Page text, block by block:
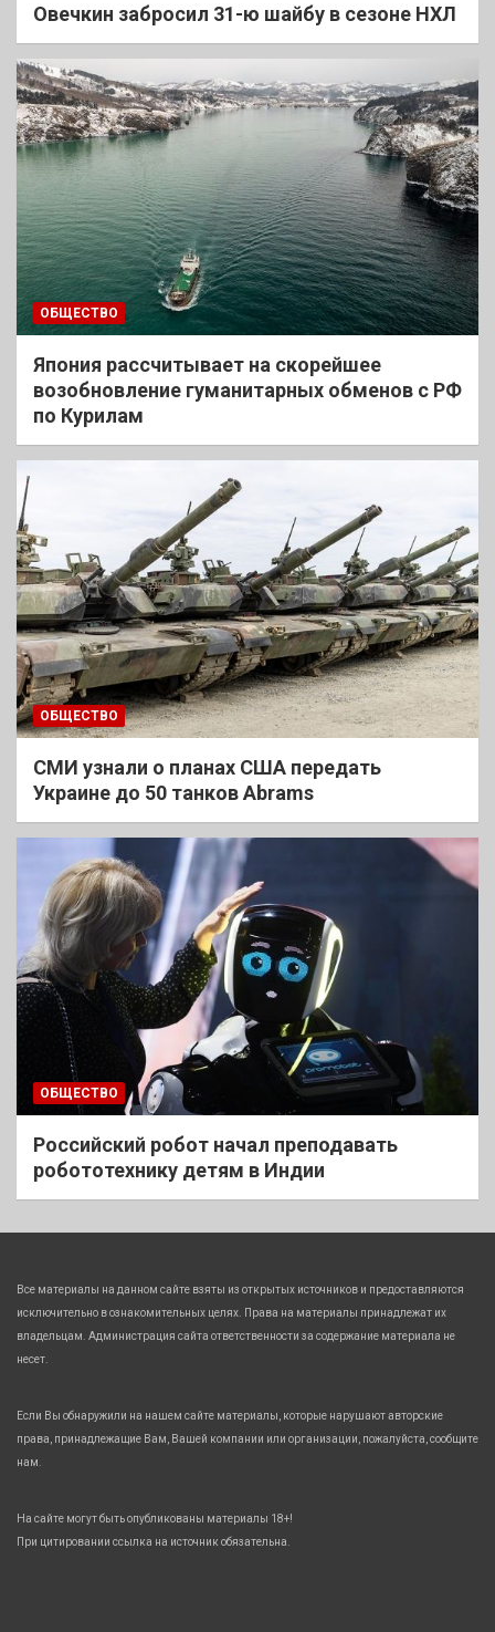
Овечкин забросил 31-ю шайбу в сезоне НХЛ
ОБЩЕСТВО
Япония рассчитывает на скорейшее
возобновление гуманитарных обменов с РФ
по Курилам
ОБЩЕСТВО
СМИ узнали о планах США передать
Украине до 50 танков Abrams
ОБЩЕСТВО
Российский робот начал преподавать
робототехнику детям в Индии
Все материалы на данном сайте взяты из открытых источников и предоставляются
исключительно в ознакомительных целях. Права на материалы принадлежат их
владельцам. Администрация сайта ответственности за содержание материала не
несет.
Если Вы обнаружили на нашем сайте материалы, которые нарушают авторские
права, принадлежащие Вам, Вашей компании или организации, пожалуйста, сообщите
нам.
На сайте могут быть опубликованы материалы 18+!
При цитировании ссылка на источник обязательна.